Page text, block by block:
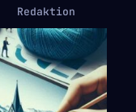
Redaktion